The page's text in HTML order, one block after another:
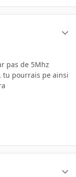
pas de 5Mhz
tu pourrais pe ainsi